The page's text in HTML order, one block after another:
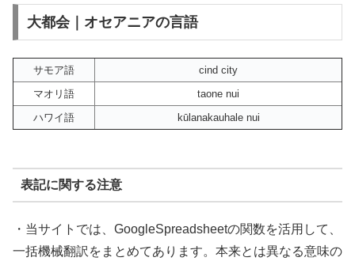
大都会｜オセアニアの言語
サモア語
cind city
マオリ語
taone nui
ハワイ語
kūlanakauhale nui
表記に関する注意
・当サイトでは、GoogleSpreadsheetの関数を活用して、
一括機械翻訳をまとめてあります。本来とは異なる意味の